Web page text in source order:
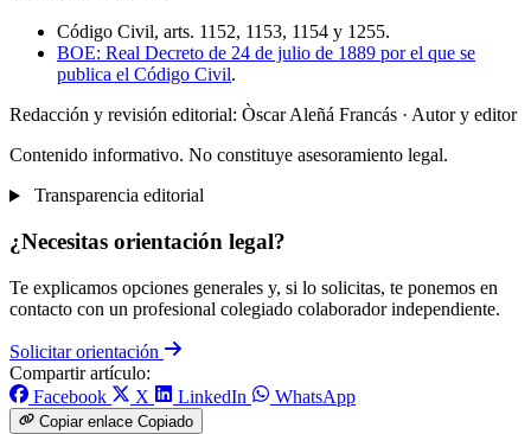
Código Civil, arts. 1152, 1153, 1154 y 1255.
BOE: Real Decreto de 24 de julio de 1889 por el que se
publica el Código Civil.
Redacción y revisión editorial: Òscar Aleñá Francás · Autor y editor
Contenido informativo. No constituye asesoramiento legal.
Transparencia editorial
¿Necesitas orientación legal?
Te explicamos opciones generales y, si lo solicitas, te ponemos en
contacto con un profesional colegiado colaborador independiente.
Solicitar orientación
Compartir artículo:
Facebook
X LinkedIn WhatsApp
Copiar enlace Copiado